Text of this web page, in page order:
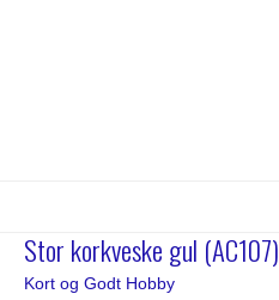
Stor korkveske gul (AC107)
Kort og Godt Hobby